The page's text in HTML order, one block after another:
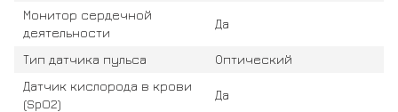
Монитор сердечной
деятельности
Да
Тип датчика пульса
Оптический
Датчик кислорода в крови
(SpO2)
Да